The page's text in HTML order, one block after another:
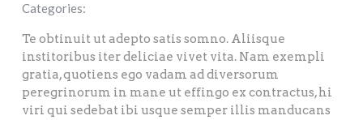
Categories:
Te obtinuit ut adepto satis somno. Aliisque
institoribus iter deliciae vivet vita. Nam exempli
gratia, quotiens ego vadam ad diversorum
peregrinorum in mane ut effingo ex contractus, hi
viri qui sedebat ibi usque semper illis manducans